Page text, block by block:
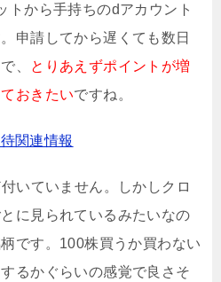
トから手持ちのdアカウント
申請してから遅くても数日
、
とりあえずポイントが増
おきたいですね。
関連情報
いていません。しかしクロ
に見られているみたいなの
です。100株買うか買わない
るかぐらいの感覚で良さそ